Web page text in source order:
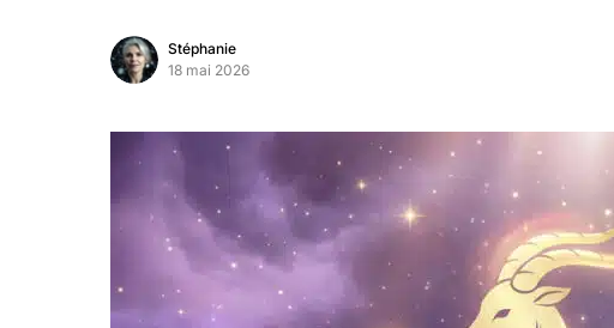
Stéphanie
18 mai 2026